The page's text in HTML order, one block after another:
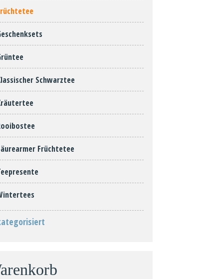
Schwarztee
Früchtetee